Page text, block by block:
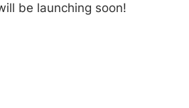
be launching soon!